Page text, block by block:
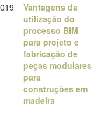
Vantagens da
utilização do
processo BIM
para projeto e
fabricação de
peças modulares
para
construções em
madeira